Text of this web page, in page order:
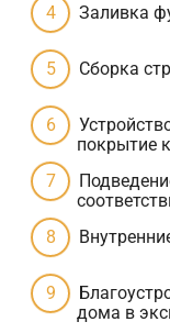
Заливка
Сборка
покрытие
дома в